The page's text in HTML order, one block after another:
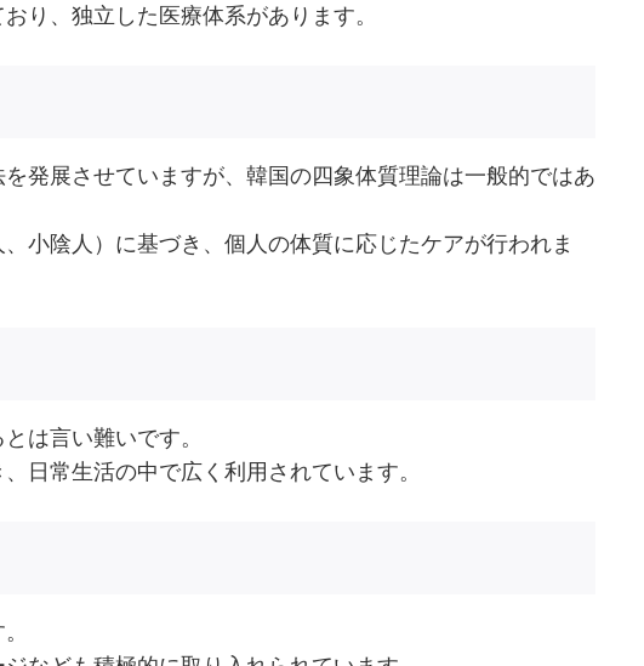
り、独立した医療体系があります。
発展させていますが、韓国の四象体質理論は一般的ではあ
小陰人）に基づき、個人の体質に応じたケアが行われま
は言い難いです。
日常生活の中で広く利用されています。